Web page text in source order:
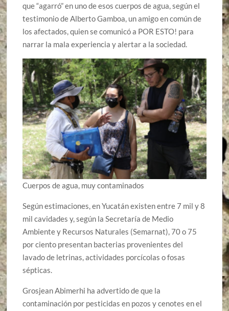
que “agarró” en uno de esos cuerpos de agua, según el
testimonio de Alberto Gamboa, un amigo en común de
los afectados, quien se comunicó a POR ESTO! para
narrar la mala experiencia y alertar a la sociedad.
Cuerpos de agua, muy contaminados
Según estimaciones, en Yucatán existen entre 7 mil y 8
mil cavidades y, según la Secretaría de Medio
Ambiente y Recursos Naturales (Semarnat), 70 o 75
por ciento presentan bacterias provenientes del
lavado de letrinas, actividades porcícolas o fosas
sépticas.
Grosjean Abimerhi ha advertido de que la
contaminación por pesticidas en pozos y cenotes en el